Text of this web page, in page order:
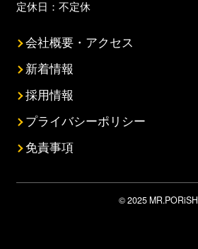
定休日：不定休
会社概要・アクセス
新着情報
採用情報
プライバシーポリシー
免責事項
© 2025 MR.PORiSH